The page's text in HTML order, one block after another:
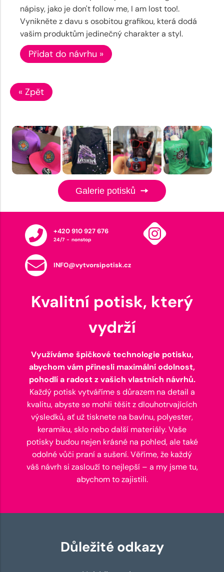
nápisy, jako je don't follow me, I am lost too!.
Vynikněte z davu s osobitou grafikou, která dodá
vašim produktům jedinečný charakter a styl.
Přidat do návrhu »
« Zpět
Galerie potisků
+420 910 927 676
24/7 - nonstop
INFO@vytvorsipotisk.cz
Kvalitní potisk, který
vydrží
Využíváme špičkové technologie potisku,
abychom vám přinesli maximální odolnost,
pohodlí a radost z vašich vlastních návrhů.
Každý potisk vytváříme s důrazem na detail a
kvalitu, abyste se mohli těšit z dlouhotrvajících
výsledků, ať už tisknete na bavlnu, polyester,
keramiku, sklo nebo další materiály. Vaše
potisky budou nejen krásné na pohled, ale také
odolné vůči praní a sušení. Věříme, že každý
váš návrh si zaslouží to nejlepší – a my jsme tu,
abychom to zajistili.
Důležité odkazy